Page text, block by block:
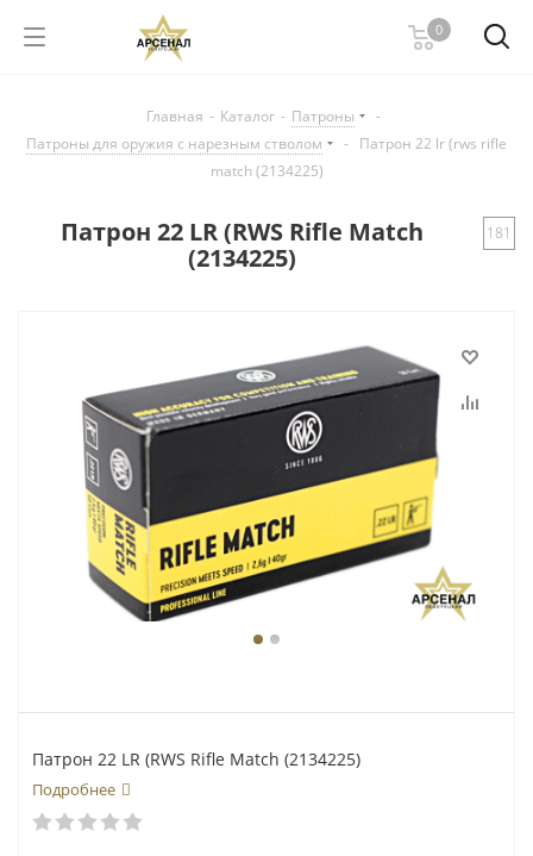
0
Главная - Каталог - Патроны
-
Патроны для оружия с нарезным стволом
- Патрон 22 lr (rws rifle
match (2134225)
Патрон 22 LR (RWS Rifle Match
(2134225)
181
Патрон 22 LR (RWS Rifle Match (2134225)
Подробнее